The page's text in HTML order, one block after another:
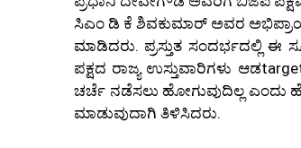
ಸಿಎಂ ಡಿ ಕೆ ಶಿವಕುಮಾರ್ ಅವರ
ಮಾಡಿದರು. ಪ್ರಸ್ತುತ ಸಂದರ್ಭದಲ್ಲಿ ಈ
ಪಕ್ಷದ ರಾಜ್ಯ ಉಸ್ತುವಾರಿಗಳು
ಚರ್ಚೆ ನಡೆಸಲು ಹೋಗುವುದಿಲ್ಲ ಎಂದು
ಮಾಡುವುದಾಗಿ ತಿಳಿಸಿದರು.